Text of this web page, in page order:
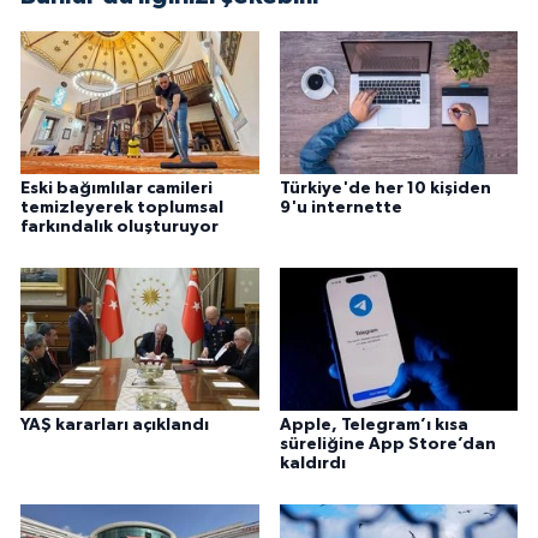
Eski bağımlılar camileri
temizleyerek toplumsal
farkındalık oluşturuyor
Türkiye'de her 10 kişiden
9'u internette
YAŞ kararları açıklandı
Apple, Telegram’ı kısa
süreliğine App Store’dan
kaldırdı
Hakkari Müftülüğü
Hatay Müftülüğü
Iğdır Müftülüğü
Isparta Müftülüğü
İstanbul Müftülüğü
İzmir Müftülüğü
Kahramanmaraş Müftülüğü
Karabük Müftülüğü